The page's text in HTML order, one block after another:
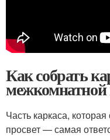
Как собрать
межкомнатной
Часть каркаса,
просвет — самая